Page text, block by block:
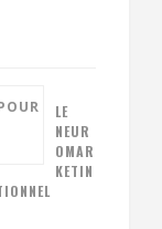
LE
NEUR
OMAR
KETIN